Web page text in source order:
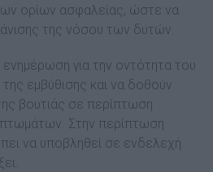
ορίων ασφαλείας, ώστε να
της νόσου των δυτών.
ενημέρωση για την οντότητα του
εμβύθισης και να δοθούν
βουτιάς σε περίπτωση
Στην περίπτωση
να υποβληθεί σε ενδελεχή